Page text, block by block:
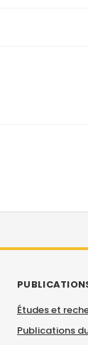
Études et
Publications